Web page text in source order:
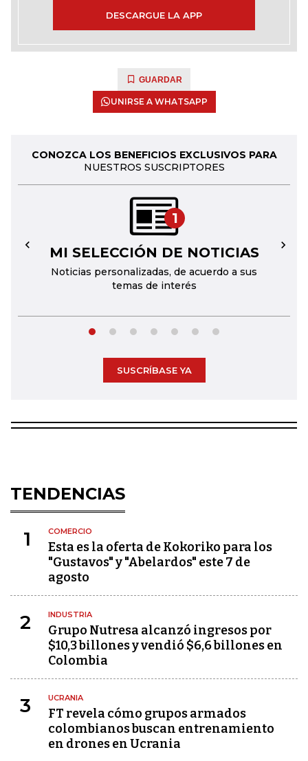
DESCARGUE LA APP
GUARDAR
UNIRSE A WHATSAPP
CONOZCA LOS BENEFICIOS EXCLUSIVOS PARA
NUESTROS SUSCRIPTORES
1
MI SELECCIÓN DE NOTICIAS
Noticias personalizadas, de acuerdo a sus
temas de interés
← →
SUSCRÍBASE YA
TENDENCIAS
1 COMERCIO
Esta es la oferta de Kokoriko para los
"Gustavos" y "Abelardos" este 7 de
agosto
2 INDUSTRIA
Grupo Nutresa alcanzó ingresos por
$10,3 billones y vendió $6,6 billones en
Colombia
3 UCRANIA
FT revela cómo grupos armados
colombianos buscan entrenamiento
en drones en Ucrania